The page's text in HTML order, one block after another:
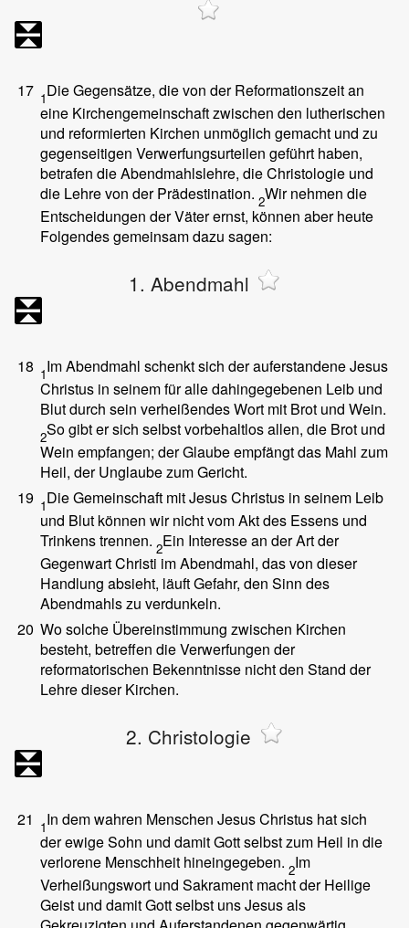
17 1Die Gegensätze, die von der Reformationszeit an
eine Kirchengemeinschaft zwischen den lutherischen
und reformierten Kirchen unmöglich gemacht und zu
gegenseitigen Verwerfungsurteilen geführt haben,
betrafen die Abendmahlslehre, die Christologie und
die Lehre von der Prädestination. 2Wir nehmen die
Entscheidungen der Väter ernst, können aber heute
Folgendes gemeinsam dazu sagen:
1. Abendmahl
18 1Im Abendmahl schenkt sich der auferstandene Jesus
Christus in seinem für alle dahingegebenen Leib und
Blut durch sein verheißendes Wort mit Brot und Wein.
2So gibt er sich selbst vorbehaltlos allen, die Brot und
Wein empfangen; der Glaube empfängt das Mahl zum
Heil, der Unglaube zum Gericht.
19 1Die Gemeinschaft mit Jesus Christus in seinem Leib
und Blut können wir nicht vom Akt des Essens und
Trinkens trennen. 2Ein Interesse an der Art der
Gegenwart Christi im Abendmahl, das von dieser
Handlung absieht, läuft Gefahr, den Sinn des
Abendmahls zu verdunkeln.
20 Wo solche Übereinstimmung zwischen Kirchen
besteht, betreffen die Verwerfungen der
reformatorischen Bekenntnisse nicht den Stand der
Lehre dieser Kirchen.
2. Christologie
21 1In dem wahren Menschen Jesus Christus hat sich
der ewige Sohn und damit Gott selbst zum Heil in die
verlorene Menschheit hineingegeben. 2Im
Verheißungswort und Sakrament macht der Heilige
Geist und damit Gott selbst uns Jesus als